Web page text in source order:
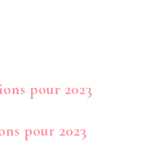
pour 2023
pour 2023